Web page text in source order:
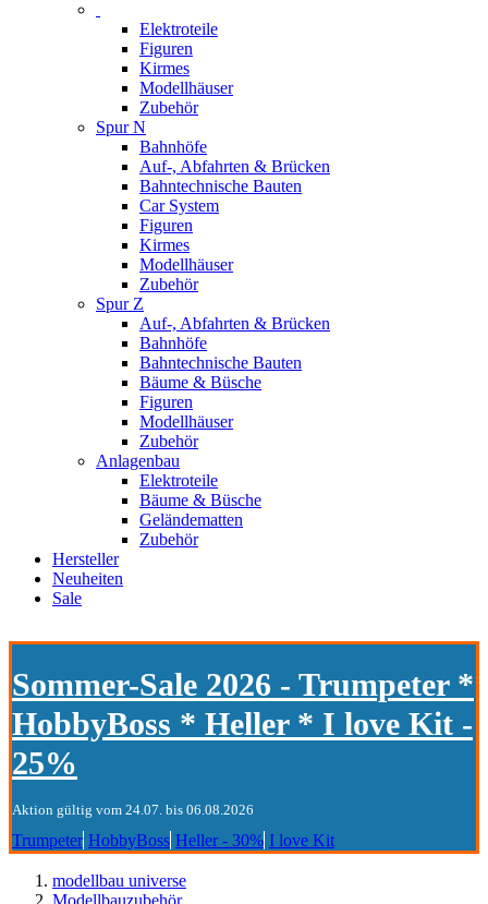
Elektroteile
Figuren
Kirmes
Modellhäuser
Zubehör
Spur N
Bahnhöfe
Auf-, Abfahrten & Brücken
Bahntechnische Bauten
Car System
Figuren
Kirmes
Modellhäuser
Zubehör
Spur Z
Auf-, Abfahrten & Brücken
Bahnhöfe
Bahntechnische Bauten
Bäume & Büsche
Figuren
Modellhäuser
Zubehör
Anlagenbau
Elektroteile
Bäume & Büsche
Geländematten
Zubehör
Hersteller
Neuheiten
Sale
Sommer-Sale 2026 - Trumpeter *
HobbyBoss * Heller * I love Kit -
25%
Aktion gültig vom 24.07. bis 06.08.2026
Trumpeter HobbyBoss Heller - 30% I love Kit
modellbau universe